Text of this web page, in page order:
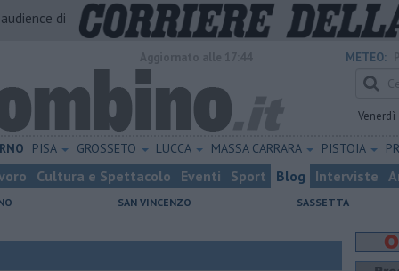
di
METEO:
Venerdì
PISA GROSSETO LUCCA MASSA CARRARA PISTOIA
Cultura e Spettacolo Eventi Sport Blog Interviste
SAN VINCENZO SASSETTA